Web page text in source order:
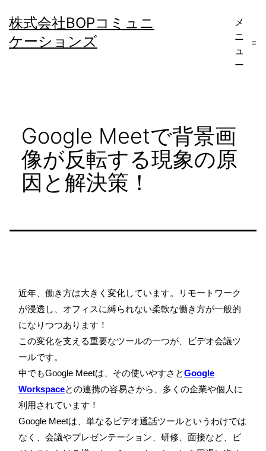
ン
テ
株式会社BOPコミュニ
ケーションズ
メ
ニ
ュ
ー
Google Meetで背景画
像が反転する現象の原
因と解決策！
近年、働き方は大きく変化しています。リモートワーク
が浸透し、オフィスに縛られない柔軟な働き方が一般的
になりつつあります！
この変化を支える重要なツールの一つが、ビデオ会議ツ
ールです。
中でもGoogle Meetは、その使いやすさとGoogle
Workspaceとの連携の容易さから、多くの企業や個人に
利用されています！
Google Meetは、単なるビデオ通話ツールというわけでは
なく、会議やプレゼンテーション、研修、面接など、ビ